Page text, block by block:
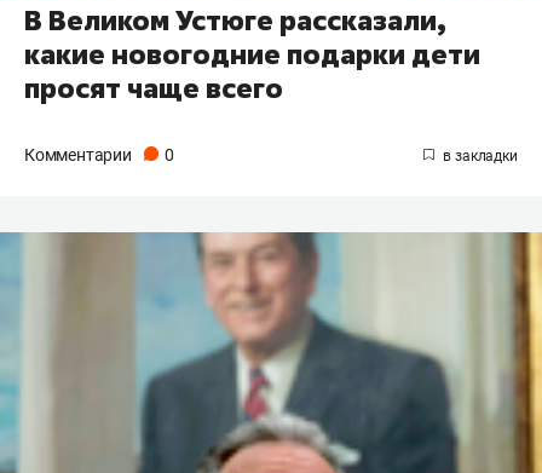
В Великом Устюге рассказали,
какие новогодние подарки дети
просят чаще всего
Комментарии 0